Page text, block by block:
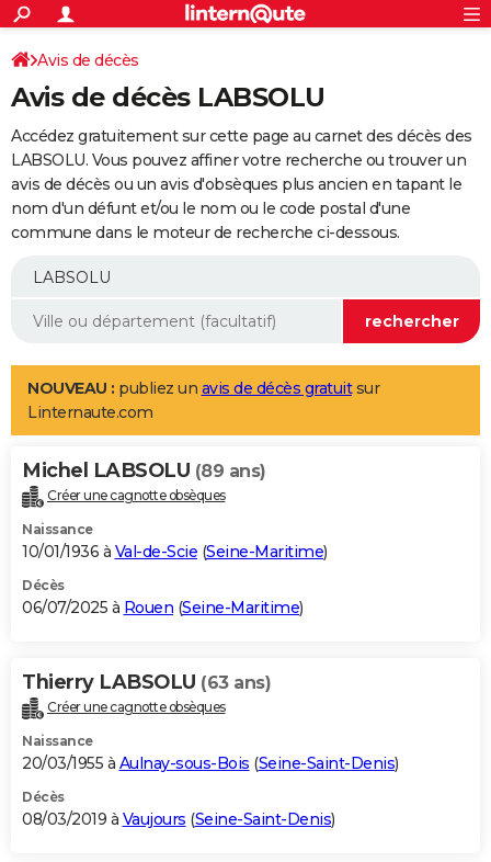
ACTUALITÉS
Politique
Société
Faits Divers
Education
Monde
Villes
+
SPORT
Coupe du monde 2026
Football
Tennis
Cyclisme
Rugby
Forum
Programme TV
TNTStreaming
Cinéma
Sorties cinéma
Musique
+
FINANCE
Retraite
Epargne
Immobilier
Risques naturels par ville
Banque
Assurance
AUTO
Essais
Réserver un essai
Citadines
Berlines
SUV
Forum auto
+
Mobiles
Meilleur smartphone
Internet
Ordinateurs
Jeux vidéo
Guide high-tech
Aménagement intérieur
LIFESTYLE
Art de vivre
Bien-être
Loisirs
Mode
Modes de vie
Alimentation
Guide de la santé
Maladies
Médicaments
Sommeil
VOYAGE
Destinations
City break
Voyage nature
Voyage de noces
Forum
Climat
+PHOTO
GUIDES D'ACHAT
BONS PLANS
Carte de Noël
Carte Bonne année
Carte Saint-Valentin
Carte Pâques
Carte d'anniversaire
DICTIONNAIRE
Dictionnaire
Biographies
Citations
Expressions
Proverbes
PROGRAMME TV
S'inscrire
Se connecter
Lycées
Collèges
Primaires
Universités
Entreprises
Service militaire
Avis de recherche
AVIS DE DÉCÈS
Avis de décès
Avis de décès LABSOLU
Accédez gratuitement sur cette page au carnet des décès des
LABSOLU. Vous pouvez affiner votre recherche ou trouver un
avis de décès ou un avis d'obsèques plus ancien en tapant le
nom d'un défunt et/ou le nom ou le code postal d'une
commune dans le moteur de recherche ci-dessous.
NOUVEAU : publiez un avis de décès gratuitsur
Linternaute.com
Michel LABSOLU (89 ans)
Créer une cagnotte obsèques
Naissance
10/01/1936 à Val-de-Scie (Seine-Maritime)
Décès
06/07/2025 à Rouen (Seine-Maritime)
Thierry LABSOLU (63 ans)
Créer une cagnotte obsèques
Naissance
20/03/1955 à Aulnay-sous-Bois (Seine-Saint-Denis)
Décès
08/03/2019 à Vaujours (Seine-Saint-Denis)